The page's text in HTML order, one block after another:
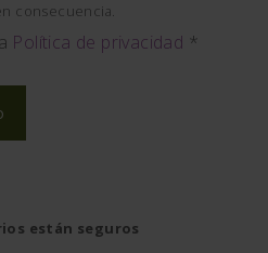
consecuencia.
Política de privacidad *
están seguros